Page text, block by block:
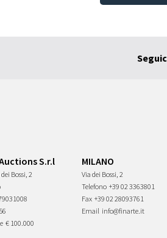
S.r.l
Bossi, 2
€ 100.000
MILANO
Via dei Bossi, 2
Telefono +39 02 3363801
Fax +39 02 28093761
Email info@finarte.it